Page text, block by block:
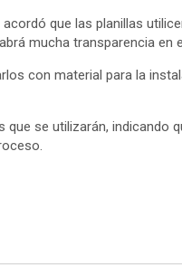
que las planillas
mucha transparencia en
con material para la
se utilizarán, indicando